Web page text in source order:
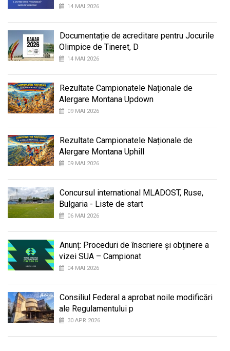
14 MAI 2026
Documentație de acreditare pentru Jocurile
Olimpice de Tineret, D
14 MAI 2026
Rezultate Campionatele Naționale de
Alergare Montana Updown
09 MAI 2026
Rezultate Campionatele Naționale de
Alergare Montana Uphill
09 MAI 2026
Concursul international MLADOST, Ruse,
Bulgaria - Liste de start
06 MAI 2026
Anunț: Proceduri de înscriere și obținere a
vizei SUA – Campionat
04 MAI 2026
Consiliul Federal a aprobat noile modificări
ale Regulamentului p
30 APR 2026